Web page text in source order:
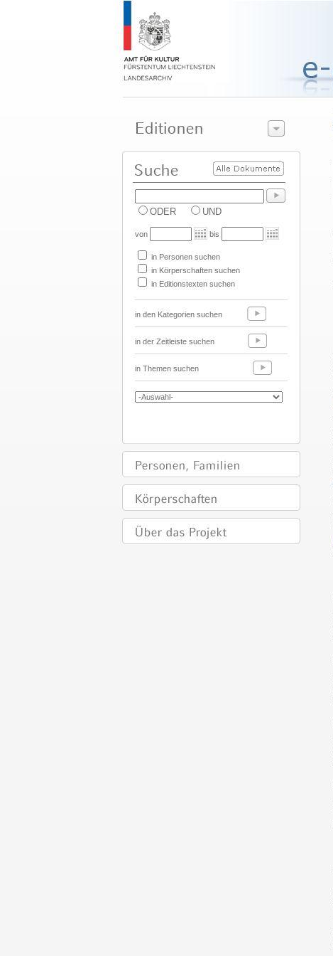
ODER UND
von bis
in Personen suchen
in Körperschaften suchen
in Editionstexten suchen
in den Kategorien suchen
in der Zeitleiste suchen
in Themen suchen